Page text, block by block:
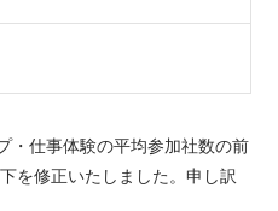
仕事体験の平均参加社数の前
を修正いたしました。申し訳